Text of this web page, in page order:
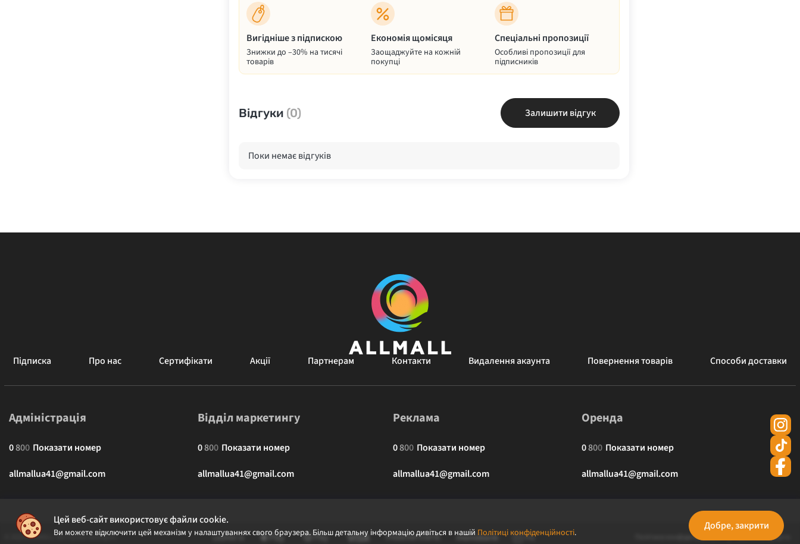
Вигідніше з підпискою
Знижки до –30% на тисячі
товарів
Економія щомісяця
Заощаджуйте на кожній
покупці
Спеціальні пропозиції
Особливі пропозиції для
підписників
Відгуки (0) Залишити відгук
Поки немає відгуків
Цей веб-сайт використовує файли cookie.
Ви можете відключити цей механізм у налаштуваннях свого браузера. Більш детальну інформацію дивіться в нашій Політиці конфіденційності.
Добре, закрити
Підписка Про нас Сертифікати Акції Партнерам Контакти Видалення акаунта Повернення товарів Способи доставки
Адміністрація
0800 Показати номер
allmallua41@gmail.com
Відділ маркетингу
0800 Показати номер
allmallua41@gmail.com
Реклама
0800 Показати номер
allmallua41@gmail.com
Оренда
0800 Показати номер
allmallua41@gmail.com
© 2026 ALLMALL. Всі права захищені. Політика конфіденційності Публічна оферта